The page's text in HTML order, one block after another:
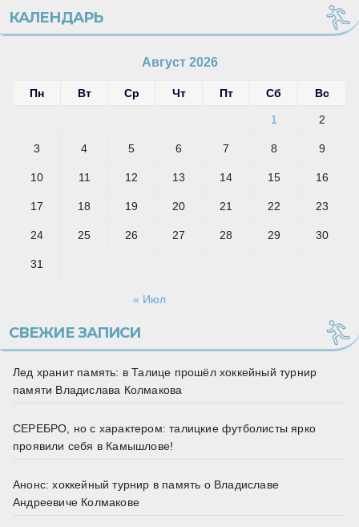
КАЛЕНДАРЬ
Август 2026
Пн Вт Ср Чт Пт Сб Вс
1 2
3 4 5 6 7 8 9
10 11 12 13 14 15 16
17 18 19 20 21 22 23
24 25 26 27 28 29 30
31
« Июл
СВЕЖИЕ ЗАПИСИ
Лед хранит память: в Талице прошёл хоккейный турнир
памяти Владислава Колмакова
СЕРЕБРО, но с характером: талицкие футболисты ярко
проявили себя в Камышлове!
Анонс: хоккейный турнир в память о Владиславе
Андреевиче Колмакове